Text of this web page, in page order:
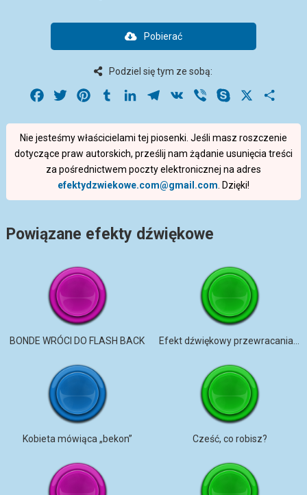
Pobierać
Podziel się tym ze sobą:
Facebook
Twitter PinterestTumblrLinkedInTelegram
VK Viber Skype
Nie jesteśmy właścicielami tej piosenki. Jeśli masz roszczenie
dotyczące praw autorskich, prześlij nam żądanie usunięcia treści
za pośrednictwem poczty elektronicznej na adres
efektydzwiekowe.com@gmail.com . Dzięki!
Powiązane efekty dźwiękowe
BONDE WRÓCI DO FLASH BACK
Kobieta mówiąca „bekon” Cześć, co robisz?